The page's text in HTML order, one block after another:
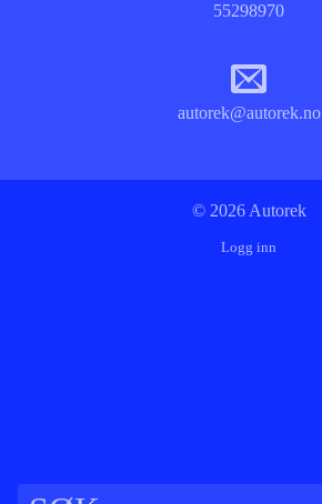
55298970
autorek@autorek.no
© 2026 Autorek
Logg inn